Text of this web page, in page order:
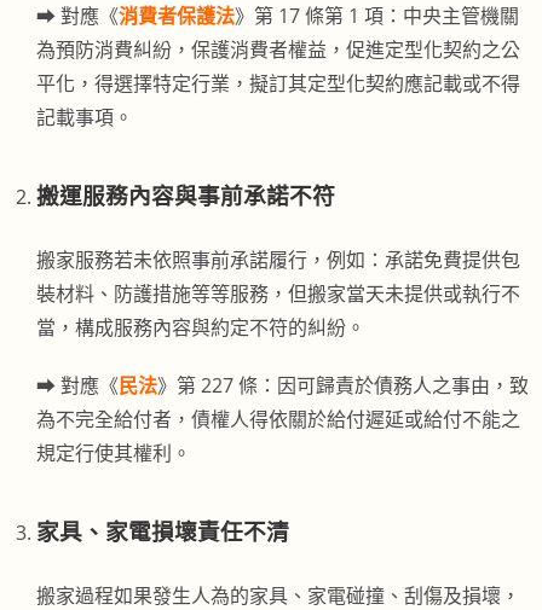
➡︎ 對應《消費者保護法》第 17 條第 1 項：中央主管機關
為預防消費糾紛，保護消費者權益，促進定型化契約之公
平化，得選擇特定行業，擬訂其定型化契約應記載或不得
記載事項。
搬運服務內容與事前承諾不符
搬家服務若未依照事前承諾履行，例如：承諾免費提供包
裝材料、防護措施等等服務，但搬家當天未提供或執行不
當，構成服務內容與約定不符的糾紛。
➡︎ 對應《民法》第 227 條：因可歸責於債務人之事由，致
為不完全給付者，債權人得依關於給付遲延或給付不能之
規定行使其權利。
家具、家電損壞責任不清
搬家過程如果發生人為的家具、家電碰撞、刮傷及損壞，